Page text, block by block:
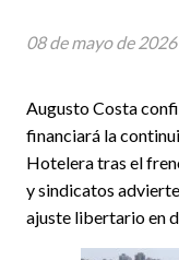
Augusto Costa
financiará la
Hotelera tras el
y sindicatos
ajuste libertario en
08 de mayo de 2026